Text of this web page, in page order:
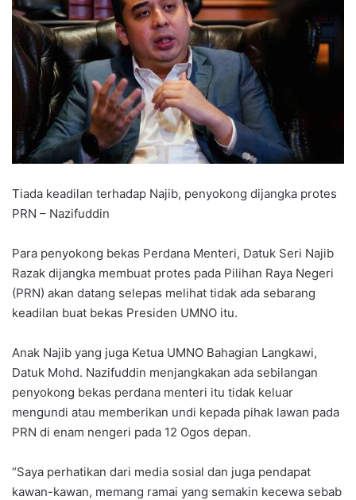
Tiada keadilan terhadap Najib, penyokong dijangka protes
PRN – Nazifuddin
Para penyokong bekas Perdana Menteri, Datuk Seri Najib
Razak dijangka membuat protes pada Pilihan Raya Negeri
(PRN) akan datang selepas melihat tidak ada sebarang
keadilan buat bekas Presiden UMNO itu.
Anak Najib yang juga Ketua UMNO Bahagian Langkawi,
Datuk Mohd. Nazifuddin menjangkakan ada sebilangan
penyokong bekas perdana menteri itu tidak keluar
mengundi atau memberikan undi kepada pihak lawan pada
PRN di enam nengeri pada 12 Ogos depan.
“Saya perhatikan dari media sosial dan juga pendapat
kawan-kawan, memang ramai yang semakin kecewa sebab